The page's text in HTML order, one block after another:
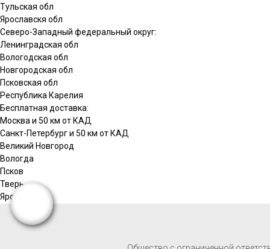
Тульская обл
Ярославскя обл
Северо-Западный федеральный округ:
Ленинградская обл
Вологодская обл
Новгородская обл
Псковская обл
Республика Карелия
Бесплатная доставка:
Москва и 50 км от КАД
Санкт-Петербург и 50 км от КАД
Великий Новгород
Вологда
Псков
Тверь
Ярославль